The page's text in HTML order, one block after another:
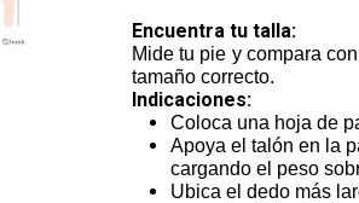
Encuentra tu talla:
Mide tu pie y compara
tamaño correcto.
Indicaciones:
Coloca una hoja de
Apoya el talón en la
cargando el peso
Ubica el dedo más